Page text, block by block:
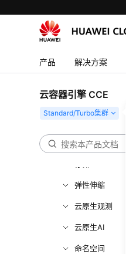
产品 解决方案
云容器引擎 CCE
高危操作一览
集群
节点
工作负载
调度
网络
弹性伸缩
云原生观测
云原生AI
命名空间